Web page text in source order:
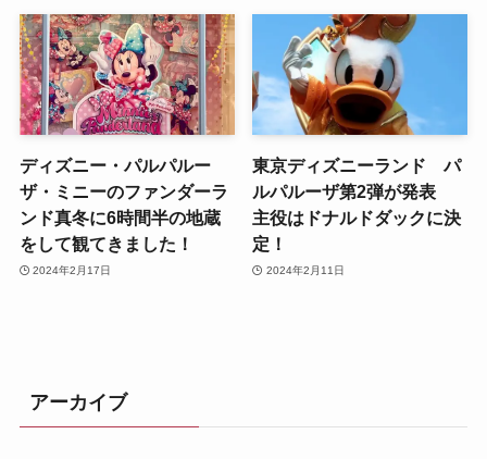
ディズニー・パルパルー
ザ・ミニーのファンダーラ
ンド真冬に6時間半の地蔵
をして観てきました！
2024年2月17日
東京ディズニーランド パ
ルパルーザ第2弾が発表
主役はドナルドダックに決
定！
2024年2月11日
アーカイブ